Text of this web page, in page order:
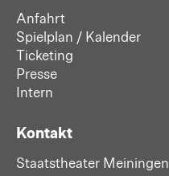
Anfahrt
Spielplan / Kalender
Ticketing
Presse
Intern
Kontakt
Staatstheater Meiningen